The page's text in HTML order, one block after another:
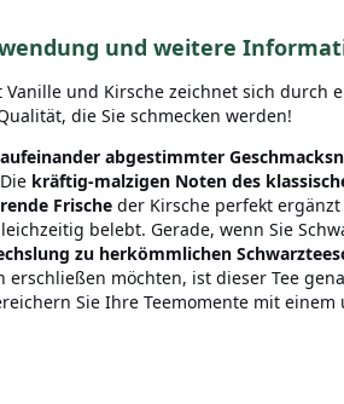
und weitere
und Kirsche zeichnet sich durch
die Sie schmecken werden!
abgestimmter
kräftig-malzigen Noten des
Frische der Kirsche perfekt ergänzt
belebt. Gerade, wenn Sie
zu herkömmlichen
möchten, ist dieser Tee
Sie Ihre Teemomente mit